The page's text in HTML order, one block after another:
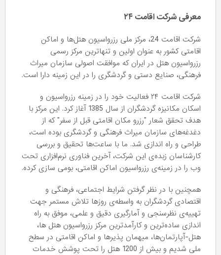
معرفی شرکت اقامت ۲۴
شرکت اقامت 24، مرکز ملی رزرواسیون هتل‌ها و اماکن
اقامتی کشور به عنوان اولین و تنهاترین مرکز رسمی
رزرواسیون هتل در ایران که موافقت اصولی سازمان میراث
فرهنگی، صنایع دستی و گردشگری را در این زمینه دارا است.
شرکت اقامت ۲۴ فعالیت خود را در زمینه رزرواسیون و
اسکان مکانیزه گردشگران از سال 1385 آغاز کرد. این مرکز با
هدف تحقق شعار "رزرو مکان اقامتی قبل از سفر" که از
دغدغه‌های سازمان میراث فرهنگی و گردشگری بوده است،
طراحی و راه اندازی شد. ما با ساعت‌ها تحقیق و بررسی
کارشناسان زبده‌ی این شرکت، آخرین فناوری نرم‌افزاری تحت
وب را در زمینه‌ی رزرواسیون اماکن اقامتی، بومی سازی کرده.
همچنین با در نظر گرفتن شرایط اجتماعی، فرهنگی و
اقتصادی گردشگران به واسطه‌ی روزها تلاش مستمر جهت
تهییه‌ی نظرسنجی و آمارگیری دقیق و علمی، موفق به راه
اندازی ساده‌ترین و کارآمدترین مرکز رزرواسیون هتل ها،
هتل-آپارتمان‌ها، ميهمان پذيرها و اماکن اقامتی در سطح
ملی شدیم و بیش از 1200 هتل را تحت پوشش خدمات